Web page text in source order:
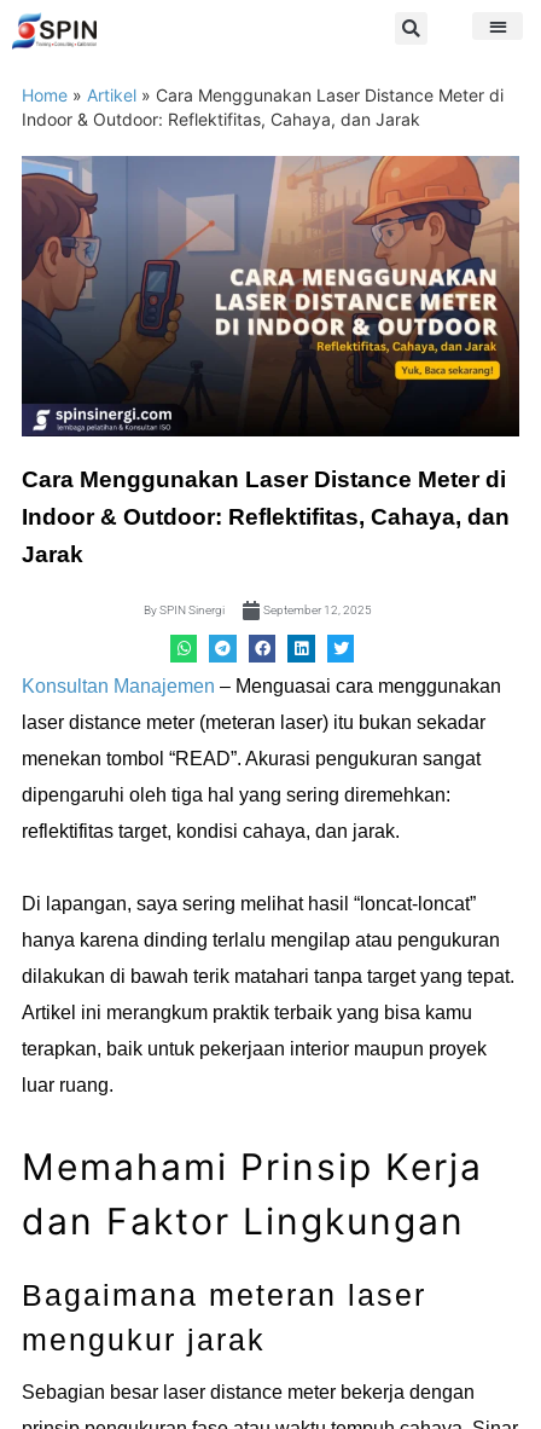
Home » Artikel » Cara Menggunakan Laser Distance Meter di
Indoor & Outdoor: Reflektifitas, Cahaya, dan Jarak
Cara Menggunakan Laser Distance Meter di
Indoor & Outdoor: Reflektifitas, Cahaya, dan
Jarak
BySPIN Sinergi September 12, 2025
Konsultan Manajemen – Menguasai cara menggunakan
laser distance meter (meteran laser) itu bukan sekadar
menekan tombol “READ”. Akurasi pengukuran sangat
dipengaruhi oleh tiga hal yang sering diremehkan:
reflektifitas target, kondisi cahaya, dan jarak.
Di lapangan, saya sering melihat hasil “loncat-loncat”
hanya karena dinding terlalu mengilap atau pengukuran
dilakukan di bawah terik matahari tanpa target yang tepat.
Artikel ini merangkum praktik terbaik yang bisa kamu
terapkan, baik untuk pekerjaan interior maupun proyek
luar ruang.
Memahami Prinsip Kerja
dan Faktor Lingkungan
Bagaimana meteran laser
mengukur jarak
Sebagian besar laser distance meter bekerja dengan